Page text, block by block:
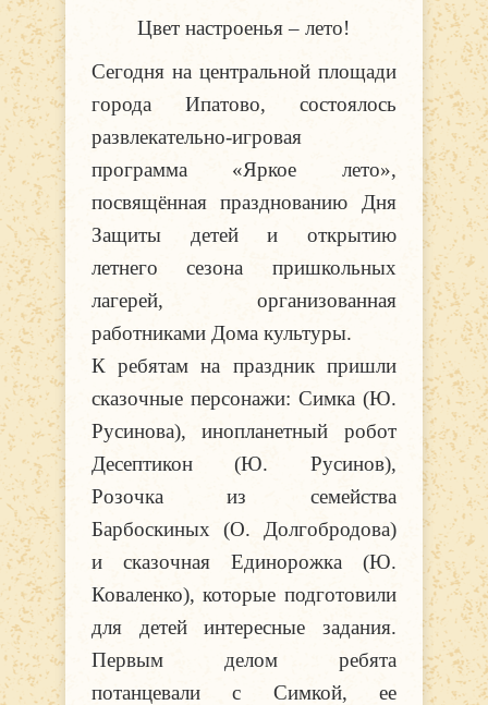
Цвет настроенья – лето!
Сегодня на центральной площади
города Ипатово, состоялось
развлекательно-игровая
программа «Яркое лето»,
посвящённая празднованию Дня
Защиты детей и открытию
летнего сезона пришкольных
лагерей, организованная
работниками Дома культуры.
К ребятам на праздник пришли
сказочные персонажи: Симка (Ю.
Русинова), инопланетный робот
Десептикон (Ю. Русинов),
Розочка из семейства
Барбоскиных (О. Долгобродова)
и сказочная Единорожка (Ю.
Коваленко), которые подготовили
для детей интересные задания.
Первым делом ребята
потанцевали с Симкой, ее